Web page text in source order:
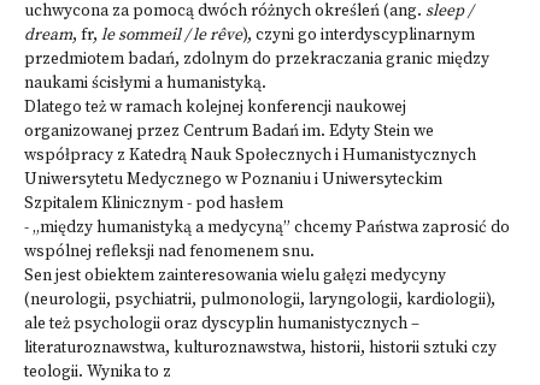
uchwycona za pomocą dwóch różnych określeń (ang. sleep /
dream, fr, le sommeil / le rêve), czyni go interdyscyplinarnym
przedmiotem badań, zdolnym do przekraczania granic między
naukami ścisłymi a humanistyką.
Dlatego też w ramach kolejnej konferencji naukowej
organizowanej przez Centrum Badań im. Edyty Stein we
współpracy z Katedrą Nauk Społecznych i Humanistycznych
Uniwersytetu Medycznego w Poznaniu i Uniwersyteckim
Szpitalem Klinicznym - pod hasłem
- „między humanistyką a medycyną” chcemy Państwa zaprosić do
wspólnej refleksji nad fenomenem snu.
Sen jest obiektem zainteresowania wielu gałęzi medycyny
(neurologii, psychiatrii, pulmonologii, laryngologii, kardiologii),
ale też psychologii oraz dyscyplin humanistycznych –
literaturoznawstwa, kulturoznawstwa, historii, historii sztuki czy
teologii. Wynika to z